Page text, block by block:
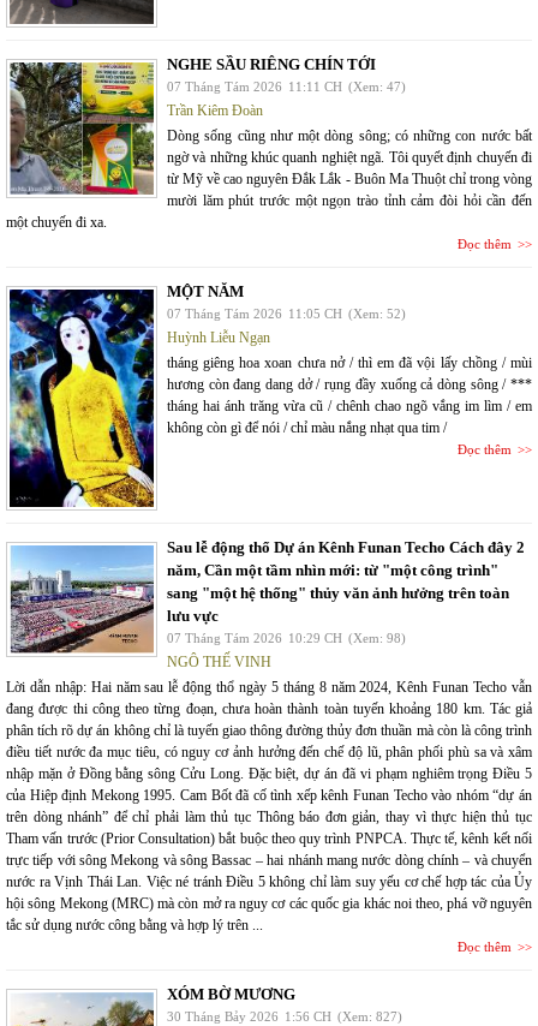
NGHE SẦU RIÊNG CHÍN TỚI
07 Tháng Tám 2026 11:11 CH (Xem: 47)
Trần Kiêm Đoàn
Dòng sống cũng như một dòng sông; có những con nước bất
ngờ và những khúc quanh nghiệt ngã. Tôi quyết định chuyến đi
từ Mỹ về cao nguyên Đắk Lắk - Buôn Ma Thuột chỉ trong vòng
mười lăm phút trước một ngọn trào tỉnh cảm đòi hỏi cần đến
một chuyến đi xa.
Đọc thêm
MỘT NĂM
07 Tháng Tám 2026 11:05 CH (Xem: 52)
Huỳnh Liễu Ngạn
tháng giêng hoa xoan chưa nở / thì em đã vội lấy chồng / mùi
hương còn đang dang dở / rụng đầy xuống cả dòng sông / ***
tháng hai ánh trăng vừa cũ / chênh chao ngõ vắng im lìm / em
không còn gì để nói / chỉ màu nắng nhạt qua tim /
Đọc thêm
Sau lễ động thổ Dự án Kênh Funan Techo Cách đây 2
năm, Cần một tầm nhìn mới: từ "một công trình"
sang "một hệ thống" thủy văn ảnh hưởng trên toàn
lưu vực
07 Tháng Tám 2026 10:29 CH (Xem: 98)
NGÔ THẾ VINH
Lời dẫn nhập: Hai năm sau lễ động thổ ngày 5 tháng 8 năm 2024, Kênh Funan Techo vẫn
đang được thi công theo từng đoạn, chưa hoàn thành toàn tuyến khoảng 180 km. Tác giả
phân tích rõ dự án không chỉ là tuyến giao thông đường thủy đơn thuần mà còn là công trình
điều tiết nước đa mục tiêu, có nguy cơ ảnh hưởng đến chế độ lũ, phân phối phù sa và xâm
nhập mặn ở Đồng bằng sông Cửu Long. Đặc biệt, dự án đã vi phạm nghiêm trọng Điều 5
của Hiệp định Mekong 1995. Cam Bốt đã cố tình xếp kênh Funan Techo vào nhóm “dự án
trên dòng nhánh” để chỉ phải làm thủ tục Thông báo đơn giản, thay vì thực hiện thủ tục
Tham vấn trước (Prior Consultation) bắt buộc theo quy trình PNPCA. Thực tế, kênh kết nối
trực tiếp với sông Mekong và sông Bassac – hai nhánh mang nước dòng chính – và chuyển
nước ra Vịnh Thái Lan. Việc né tránh Điều 5 không chỉ làm suy yếu cơ chế hợp tác của Ủy
hội sông Mekong (MRC) mà còn mở ra nguy cơ các quốc gia khác noi theo, phá vỡ nguyên
tắc sử dụng nước công bằng và hợp lý trên ...
Đọc thêm
XÓM BỜ MƯƠNG
30 Tháng Bảy 2026 1:56 CH (Xem: 827)